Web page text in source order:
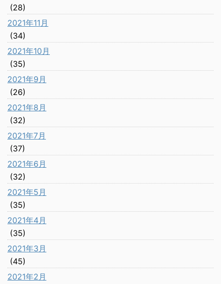
(28)
2021年11月
(34)
2021年10月
(35)
2021年9月
(26)
2021年8月
(32)
2021年7月
(37)
2021年6月
(32)
2021年5月
(35)
2021年4月
(35)
2021年3月
(45)
2021年2月